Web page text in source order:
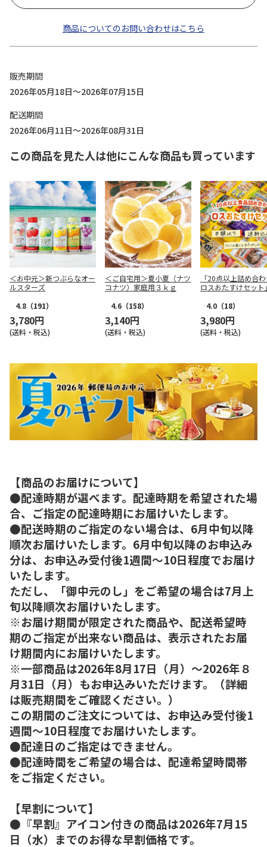
商品についてのお問い合わせはこちら
販売期間
2026年05月18日～2026年07月15日
配送期間
2026年06月11日～2026年08月31日
この商品を見た人は他にこんな商品も買っています
＜お中元＞新つぶらなオー
ルスターズ
4.8 （191）
3,780円
(送料・税込)
＜ご自宅用＞夏小夏（ナツ
コナツ）家庭用３ｋｇ
4.6 （158）
3,140円
(送料・税込)
「20点以上詰め合
ロスおたすけセット
4.0 （18）
3,980円
(送料・税込)
【商品のお届けについて】
●配達時期が選べます。配達時期を希望された場
合、ご指定の配達時期にお届けいたします。
●配送時期のご指定のない場合は、6月中旬以降
順次お届けいたします。6月中旬以降のお申込み
分は、お申込み受付後1週間～10日程度でお届け
いたします。
ただし、「御中元のし」をご希望の場合は7月上
旬以降順次お届けいたします。
※お届け期間が限定された商品や、配送希望時
期のご指定が出来ない商品は、表示されたお届
け期間内にお届けいたします。
※一部商品は2026年8月17日（月）～2026年８
月31日（月）もお申込みいただけます。（詳細
は販売期間をご確認ください。）
この期間のご注文については、お申込み受付後1
週間～10日程度でお届けいたします。
●配達日のご指定はできません。
●配達時間をご希望の場合は、配達希望時間帯
をご指定ください。
【早割について】
●『早割』アイコン付きの商品は2026年7月15
日（水）までのお得な早割価格です。